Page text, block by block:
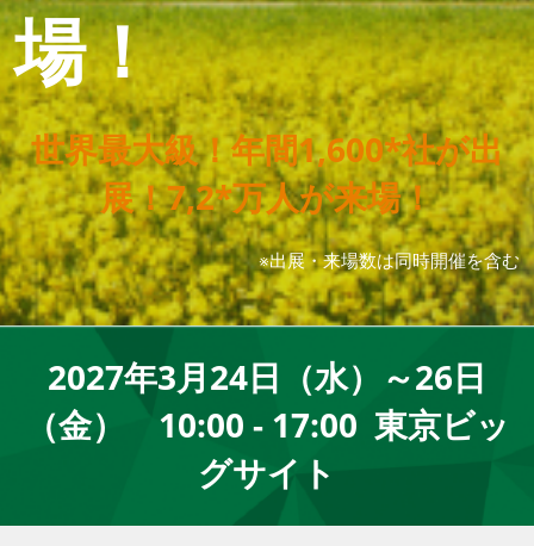
場！
世界最大級！年間1,600*社が出
展！7,2*万人が来場！
※出展・来場数は同時開催を含む
2027年3月24日（水）～26日
（金） 10:00 - 17:00 東京ビッ
グサイト